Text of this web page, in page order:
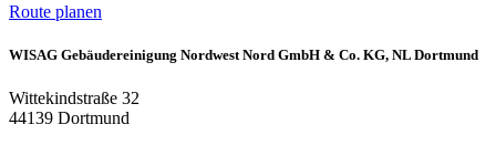
Route planen
WISAG Gebäudereinigung Nordwest Nord GmbH & Co. KG, NL Dortmund
Wittekindstraße 32
44139 Dortmund